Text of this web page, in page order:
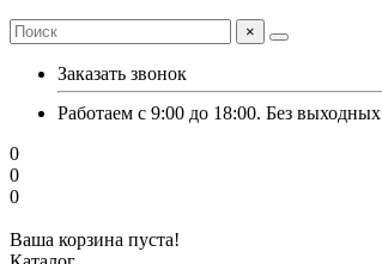
×
Заказать звонок
Работаем с 9:00 до 18:00. Без выходных
0
0
0
Ваша корзина пуста!